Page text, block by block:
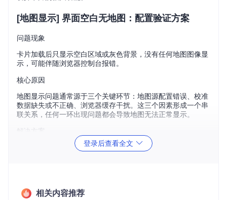
[地图显示] 界面空白无地图：配置验证方案
问题现象
卡片加载后只显示空白区域或灰色背景，没有任何地图图像显
示，可能伴随浏览器控制台报错。
核心原因
地图显示问题通常源于三个关键环节：地图源配置错误、校准
数据缺失或不正确、浏览器缓存干扰。这三个因素形成一个串
联关系，任何一环出现问题都会导致地图无法正常显示。
解决方案
检查地图源配置完整性
map_source:
登录后查看全文
相关内容推荐